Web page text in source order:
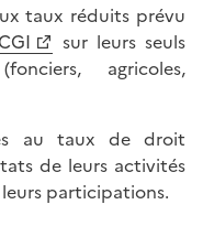
taux réduits prévu
sur leurs seuls
agricoles,
au taux de droit
de leurs activités
participations.